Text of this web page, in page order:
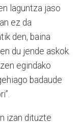
laguntza jaso
ez da
den, baina
du jende askok.
egindako
badaude
izan dituzte